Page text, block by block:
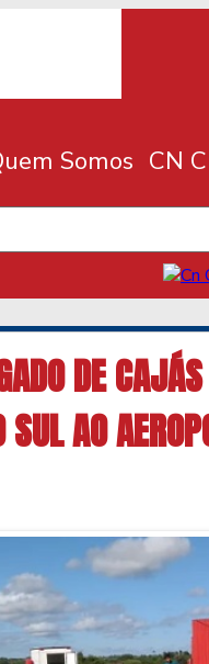
Somos CN
DE
AO